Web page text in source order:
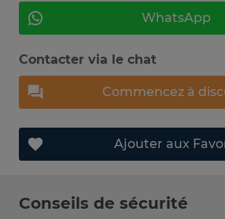
WhatsApp
Contacter via le chat
Commencez à
Ajouter aux
Conseils de sécurité